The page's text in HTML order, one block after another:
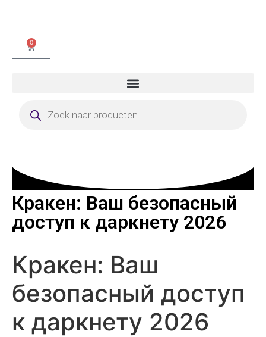
0
Кракен: Ваш безопасный
доступ к даркнету 2026
Кракен: Ваш
безопасный доступ
к даркнету 2026